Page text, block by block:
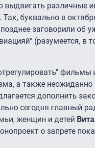
выдвигать различные
буквально в
заговорили об
(разумеется,
а также
дополнить
сегодня главный
женщин и детей
о запрете